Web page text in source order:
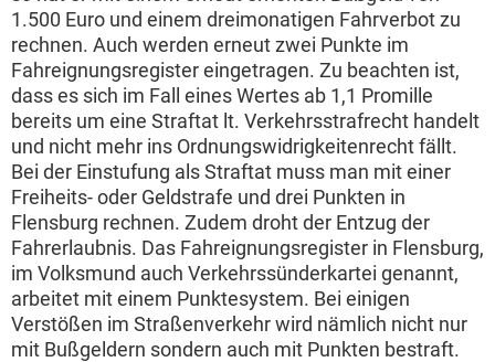
1.500 Euro und einem dreimonatigen Fahrverbot zu
rechnen. Auch werden erneut zwei Punkte im
Fahreignungsregister eingetragen. Zu beachten ist,
dass es sich im Fall eines Wertes ab 1,1 Promille
bereits um eine Straftat lt. Verkehrsstrafrecht handelt
und nicht mehr ins Ordnungswidrigkeitenrecht fällt.
Bei der Einstufung als Straftat muss man mit einer
Freiheits- oder Geldstrafe und drei Punkten in
Flensburg rechnen. Zudem droht der Entzug der
Fahrerlaubnis. Das Fahreignungsregister in Flensburg,
im Volksmund auch Verkehrssünderkartei genannt,
arbeitet mit einem Punktesystem. Bei einigen
Verstößen im Straßenverkehr wird nämlich nicht nur
mit Bußgeldern sondern auch mit Punkten bestraft.